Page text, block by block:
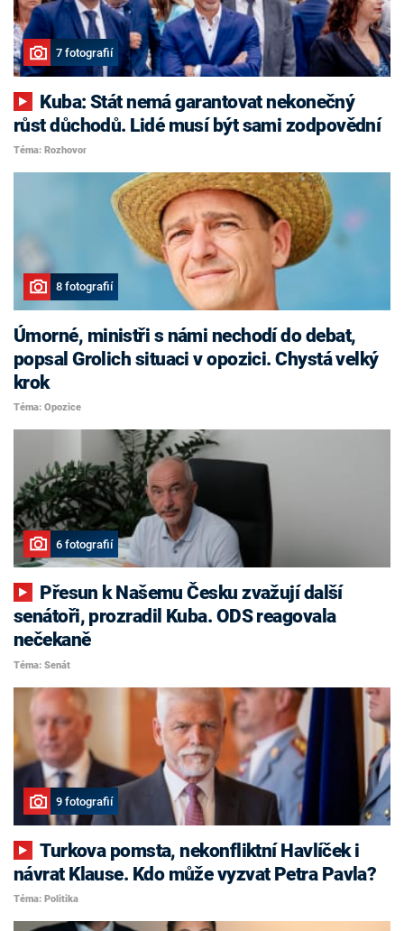
7 fotografií
růst důchodů. Lidé musí být sami zodpovědní
Téma: Rozhovor
8 fotografií
Úmorné, ministři s námi nechodí do debat,
popsal Grolich situaci v opozici. Chystá velký
krok
Téma: Opozice
6 fotografií
senátoři, prozradil Kuba. ODS reagovala
nečekaně
Téma: Senát
9 fotografií
Turkova pomsta, nekonfliktní Havlíček i
návrat Klause. Kdo může vyzvat Petra Pavla?
Téma: Politika